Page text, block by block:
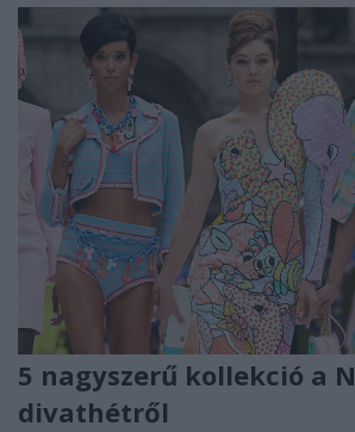
5 nagyszerű kollekció a
divathétről